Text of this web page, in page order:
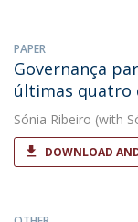
PAPER
Governança
últimas quatro
Sónia Ribeiro (with
DOWNLOAD